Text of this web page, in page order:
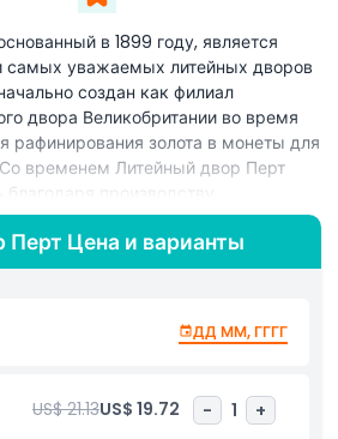
в 1899 году, является
самых уважаемых литейных дворов
создан как филиал
двора Великобритании во время
рафинирования золота в монеты для
временем Литейный двор Перт
производству
суверенов и полусуверенов,
экономику Австралии.
ключевую роль в превращении
стране. Сегодня Литейный двор
своими премиальными
инвесторов и коллекционеров со
в редких монетах и
Цена и варианты
ДД ММ, ГГГГ
US$ 21.13US$ 19.72 - 1 +